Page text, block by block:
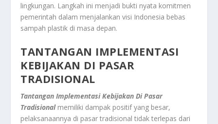
lingkungan. Langkah ini menjadi bukti nyata komitmen
pemerintah dalam menjalankan visi Indonesia bebas
sampah plastik di masa depan.
TANTANGAN IMPLEMENTASI
KEBIJAKAN DI PASAR
TRADISIONAL
Tantangan Implementasi Kebijakan Di Pasar
Tradisionalmemiliki dampak positif yang besar,
pelaksanaannya di pasar tradisional tidak terlepas dari